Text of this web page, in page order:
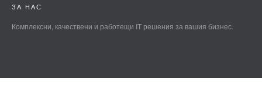
ЗА НАС
Комплексни, качествени и работещи IT решения за вашия бизнес.